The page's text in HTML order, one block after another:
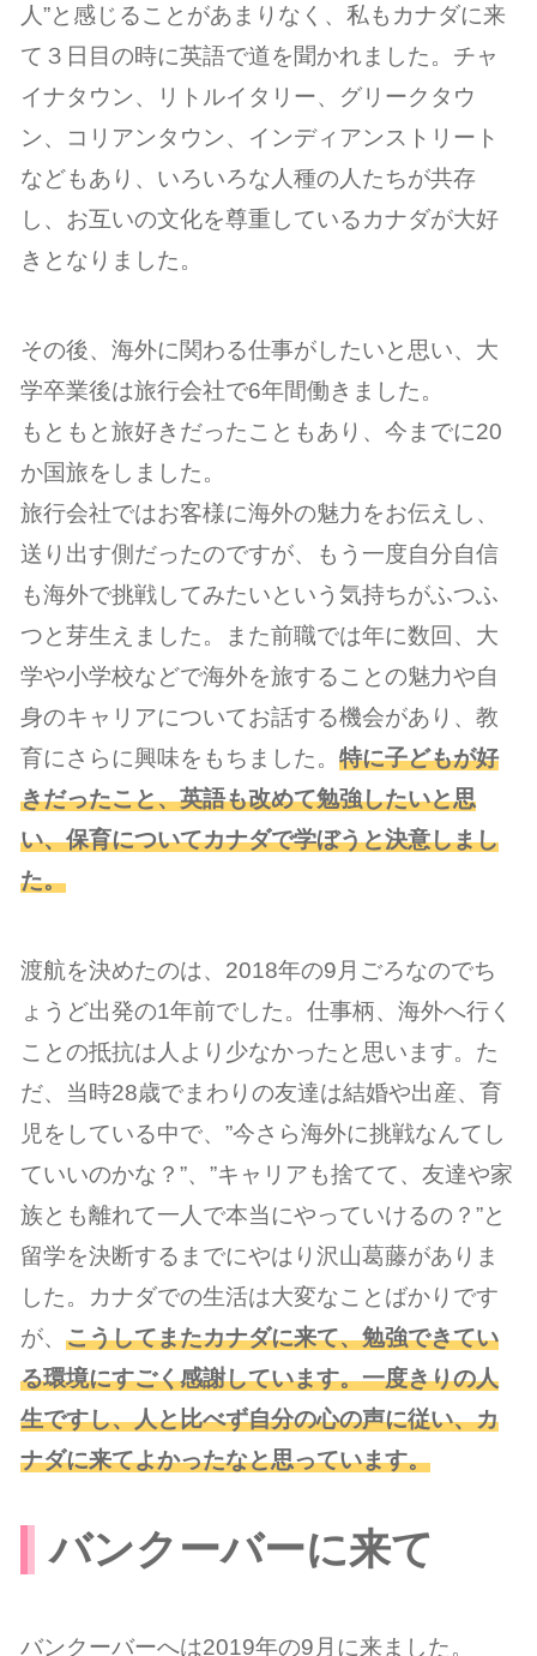
人”と感じることがあまりなく、私もカナダに来
て３日目の時に英語で道を聞かれました。チャ
イナタウン、リトルイタリー、グリークタウ
ン、コリアンタウン、インディアンストリート
などもあり、いろいろな人種の人たちが共存
し、お互いの文化を尊重しているカナダが大好
きとなりました。
その後、海外に関わる仕事がしたいと思い、大
学卒業後は旅行会社で6年間働きました。
もともと旅好きだったこともあり、今までに20
か国旅をしました。
旅行会社ではお客様に海外の魅力をお伝えし、
送り出す側だったのですが、もう一度自分自信
も海外で挑戦してみたいという気持ちがふつふ
つと芽生えました。また前職では年に数回、大
学や小学校などで海外を旅することの魅力や自
身のキャリアについてお話する機会があり、教
育にさらに興味をもちました。特に子どもが好
きだったこと、英語も改めて勉強したいと思
い、保育についてカナダで学ぼうと決意しまし
た。
渡航を決めたのは、2018年の9月ごろなのでち
ょうど出発の1年前でした。仕事柄、海外へ行く
ことの抵抗は人より少なかったと思います。た
だ、当時28歳でまわりの友達は結婚や出産、育
児をしている中で、”今さら海外に挑戦なんてし
ていいのかな？”、”キャリアも捨てて、友達や家
族とも離れて一人で本当にやっていけるの？”と
留学を決断するまでにやはり沢山葛藤がありま
した。カナダでの生活は大変なことばかりです
が、こうしてまたカナダに来て、勉強できてい
る環境にすごく感謝しています。一度きりの人
生ですし、人と比べず自分の心の声に従い、カ
ナダに来てよかったなと思っています。
バンクーバーに来て
バンクーバーへは2019年の9月に来ました。